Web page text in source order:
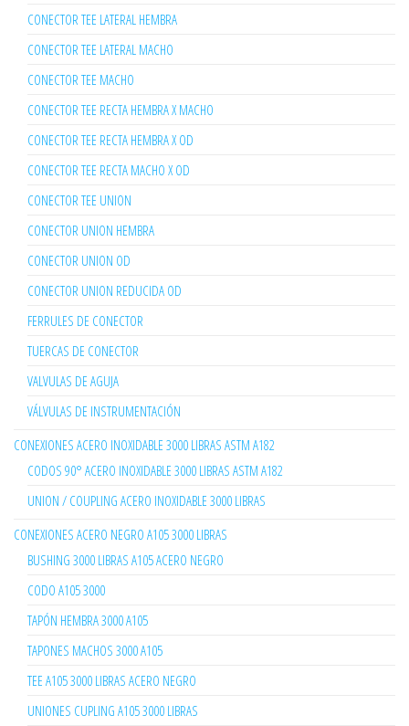
CONECTOR TEE LATERAL HEMBRA
CONECTOR TEE LATERAL MACHO
CONECTOR TEE MACHO
CONECTOR TEE RECTA HEMBRA X MACHO
CONECTOR TEE RECTA HEMBRA X OD
CONECTOR TEE RECTA MACHO X OD
CONECTOR TEE UNION
CONECTOR UNION HEMBRA
CONECTOR UNION OD
CONECTOR UNION REDUCIDA OD
FERRULES DE CONECTOR
TUERCAS DE CONECTOR
VALVULAS DE AGUJA
VÁLVULAS DE INSTRUMENTACIÓN
CONEXIONES ACERO INOXIDABLE 3000 LIBRAS ASTM A182
CODOS 90° ACERO INOXIDABLE 3000 LIBRAS ASTM A182
UNION / COUPLING ACERO INOXIDABLE 3000 LIBRAS
CONEXIONES ACERO NEGRO A105 3000 LIBRAS
BUSHING 3000 LIBRAS A105 ACERO NEGRO
CODO A105 3000
TAPÓN HEMBRA 3000 A105
TAPONES MACHOS 3000 A105
TEE A105 3000 LIBRAS ACERO NEGRO
UNIONES CUPLING A105 3000 LIBRAS